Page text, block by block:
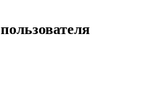
пользователя